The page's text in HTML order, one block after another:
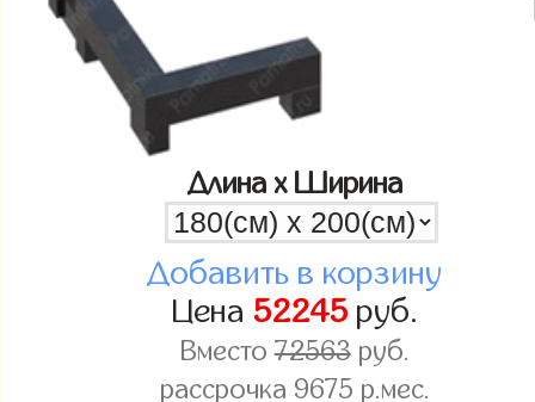
Длина x Ширина
Добавить в корзину
Цена 52245руб.
Вместо72563руб.
рассрочка 9675 р.мес.